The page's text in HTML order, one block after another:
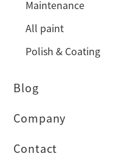
Maintenance
All paint
Polish & Coating
Blog
Company
Contact